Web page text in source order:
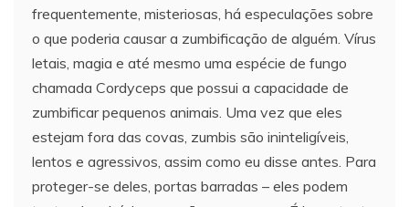
frequentemente, misteriosas, há especulações sobre
o que poderia causar a zumbificação de alguém. Vírus
letais, magia e até mesmo uma espécie de fungo
chamada Cordyceps que possui a capacidade de
zumbificar pequenos animais. Uma vez que eles
estejam fora das covas, zumbis são ininteligíveis,
lentos e agressivos, assim como eu disse antes. Para
proteger-se deles, portas barradas – eles podem